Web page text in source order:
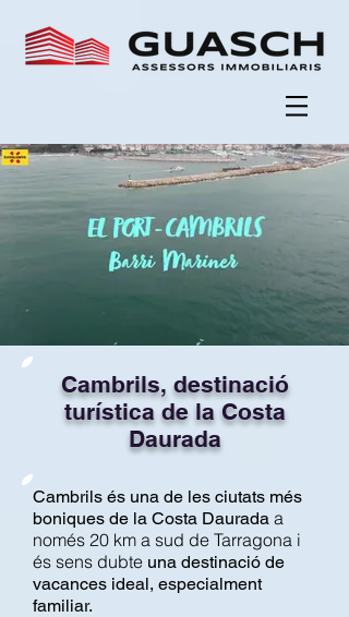
Cambrils, destinació
turística de la Costa
Daurada
Cambrils és una de les ciutats més
boniques de la Costa Daurada a
només 20 km a sud de Tarragona i
és sens dubte una destinació de
vacances ideal, especialment
familiar.